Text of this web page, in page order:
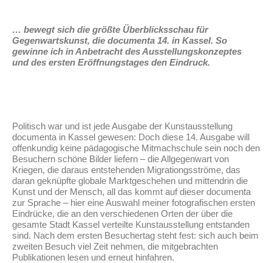
… bewegt sich die größte Überblicksschau für
Gegenwartskunst, die documenta 14. in Kassel. So
gewinne ich in Anbetracht des Ausstellungskonzeptes
und des ersten Eröffnungstages den Eindruck.
Politisch war und ist jede Ausgabe der Kunstausstellung
documenta in Kassel gewesen: Doch diese 14. Ausgabe will
offenkundig keine pädagogische Mitmachschule sein noch den
Besuchern schöne Bilder liefern – die Allgegenwart von
Kriegen, die daraus entstehenden Migrationgsströme, das
daran geknüpfte globale Marktgeschehen und mittendrin die
Kunst und der Mensch, all das kommt auf dieser documenta
zur Sprache – hier eine Auswahl meiner fotografischen ersten
Eindrücke, die an den verschiedenen Orten der über die
gesamte Stadt Kassel verteilte Kunstausstellung entstanden
sind. Nach dem ersten Besuchertag steht fest: sich auch beim
zweiten Besuch viel Zeit nehmen, die mitgebrachten
Publikationen lesen und erneut hinfahren.